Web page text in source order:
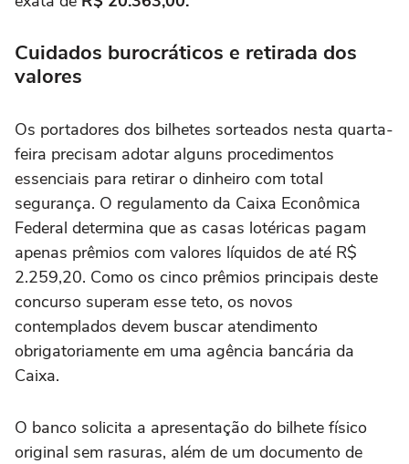
Cuidados burocráticos e retirada dos
valores
Os portadores dos bilhetes sorteados nesta quarta-
feira precisam adotar alguns procedimentos
essenciais para retirar o dinheiro com total
segurança. O regulamento da Caixa Econômica
Federal determina que as casas lotéricas pagam
apenas prêmios com valores líquidos de até R$
2.259,20. Como os cinco prêmios principais deste
concurso superam esse teto, os novos
contemplados devem buscar atendimento
obrigatoriamente em uma agência bancária da
Caixa.
O banco solicita a apresentação do bilhete físico
original sem rasuras, além de um documento de